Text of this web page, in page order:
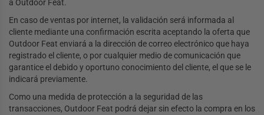
a Outdoor Feat.
En caso de ventas por internet, la validación será informada al
cliente mediante una confirmación escrita aceptando la oferta que
Outdoor Feat enviará a la dirección de correo electrónico que haya
registrado el cliente, o por cualquier medio de comunicación que
garantice el debido y oportuno conocimiento del cliente, el que se le
indicará previamente.
Como una medida de protección a la seguridad de las
transacciones, Outdoor Feat podrá dejar sin efecto la compra en los